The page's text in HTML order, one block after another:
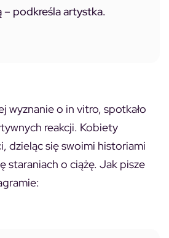
– podkreśla artystka.
wyznanie o in vitro, spotkało
reakcji. Kobiety
dzieląc się swoimi historiami
staraniach o ciążę. Jak pisze